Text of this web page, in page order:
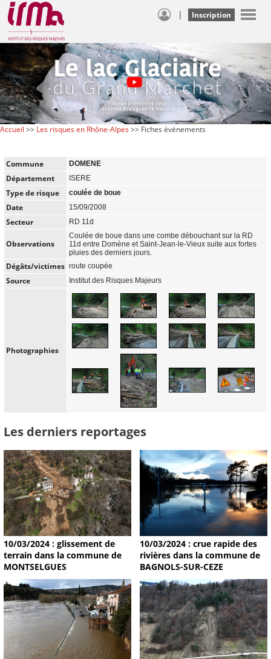
| Inscription
Accueil >> Les risques en Rhône-Alpes>> Fiches événements
Commune DOMENE
Département ISERE
Type de risque coulée de boue
Date 15/09/2008
Secteur RD 11d
Observations
Coulée de boue dans une combe débouchant sur la RD
11d entre Domène et Saint-Jean-le-Vieux suite aux fortes
pluies des derniers jours.
Dégâts/victimes route coupée
Source Institut des Risques Majeurs
Photographies
Les derniers reportages
10/03/2024 : glissement de
terrain dans la commune de
MONTSELGUES
10/03/2024 : crue rapide des
rivières dans la commune de
BAGNOLS-SUR-CEZE